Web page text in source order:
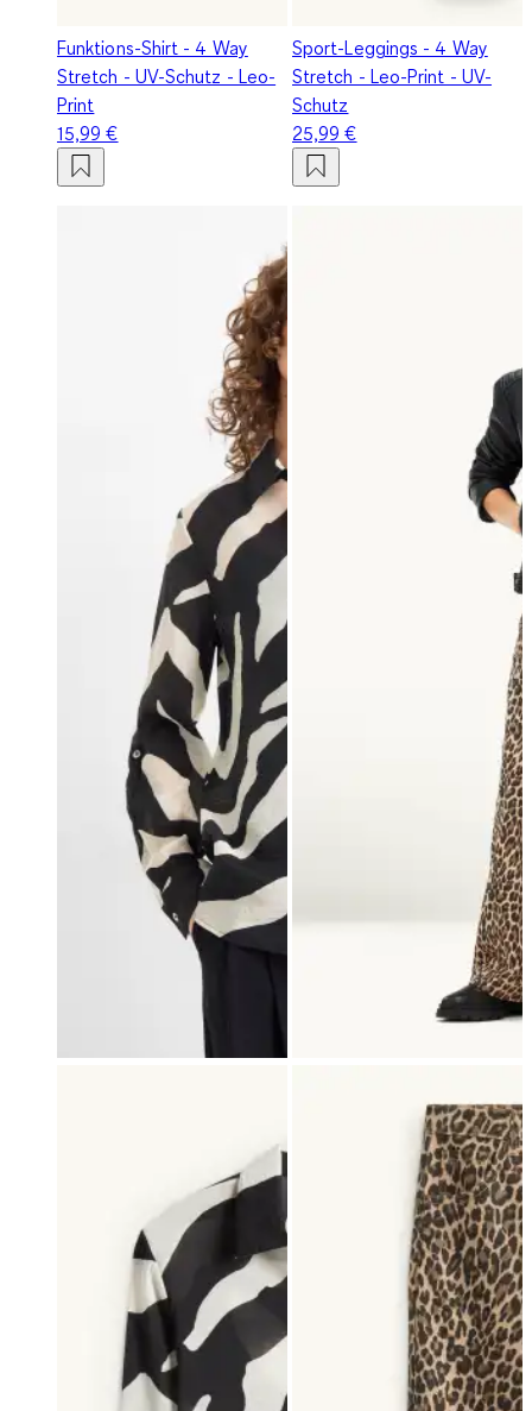
Funktions-Shirt - 4 Way
Stretch - UV-Schutz - Leo-
Print
15,99 €
Sport-Leggings - 4 Way
Stretch - Leo-Print - UV-
Schutz
25,99 €